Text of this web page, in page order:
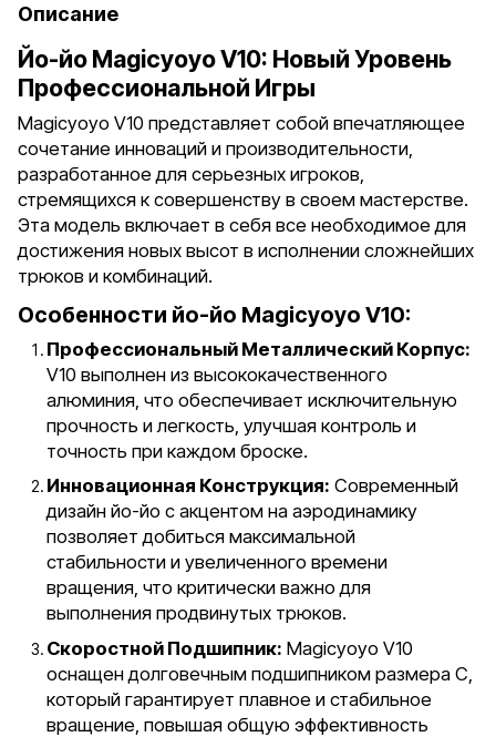
Описание
Йо-йо Magicyoyo V10: Новый Уровень
Профессиональной Игры
Magicyoyo V10 представляет собой впечатляющее
сочетание инноваций и производительности,
разработанное для серьезных игроков,
стремящихся к совершенству в своем мастерстве.
Эта модель включает в себя все необходимое для
достижения новых высот в исполнении сложнейших
трюков и комбинаций.
Особенности йо-йо Magicyoyo V10:
Профессиональный Металлический Корпус:
V10 выполнен из высококачественного
алюминия, что обеспечивает исключительную
прочность и легкость, улучшая контроль и
точность при каждом броске.
Инновационная Конструкция: Современный
дизайн йо-йо с акцентом на аэродинамику
позволяет добиться максимальной
стабильности и увеличенного времени
вращения, что критически важно для
выполнения продвинутых трюков.
Скоростной Подшипник: Magicyoyo V10
оснащен долговечным подшипником размера C,
который гарантирует плавное и стабильное
вращение, повышая общую эффективность